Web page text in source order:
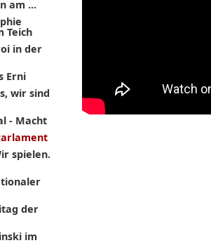
am ...
Teich
in der
Erni
wir sind
- Macht
spielen.
der
im